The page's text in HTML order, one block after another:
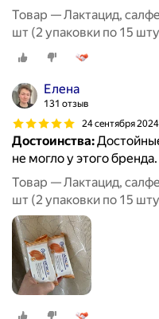
Товар — Лактацид,
шт (2 упаковки по 15
Елена
131 отзыв
24 сентября 2024
Достоинства:
не могло у этого
Товар — Лактацид,
шт (2 упаковки по 15